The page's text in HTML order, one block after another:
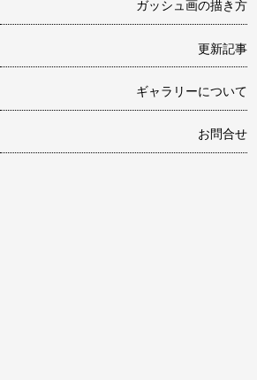
ガッシュ画の描き方
更新記事
ギャラリーについて
お問合せ